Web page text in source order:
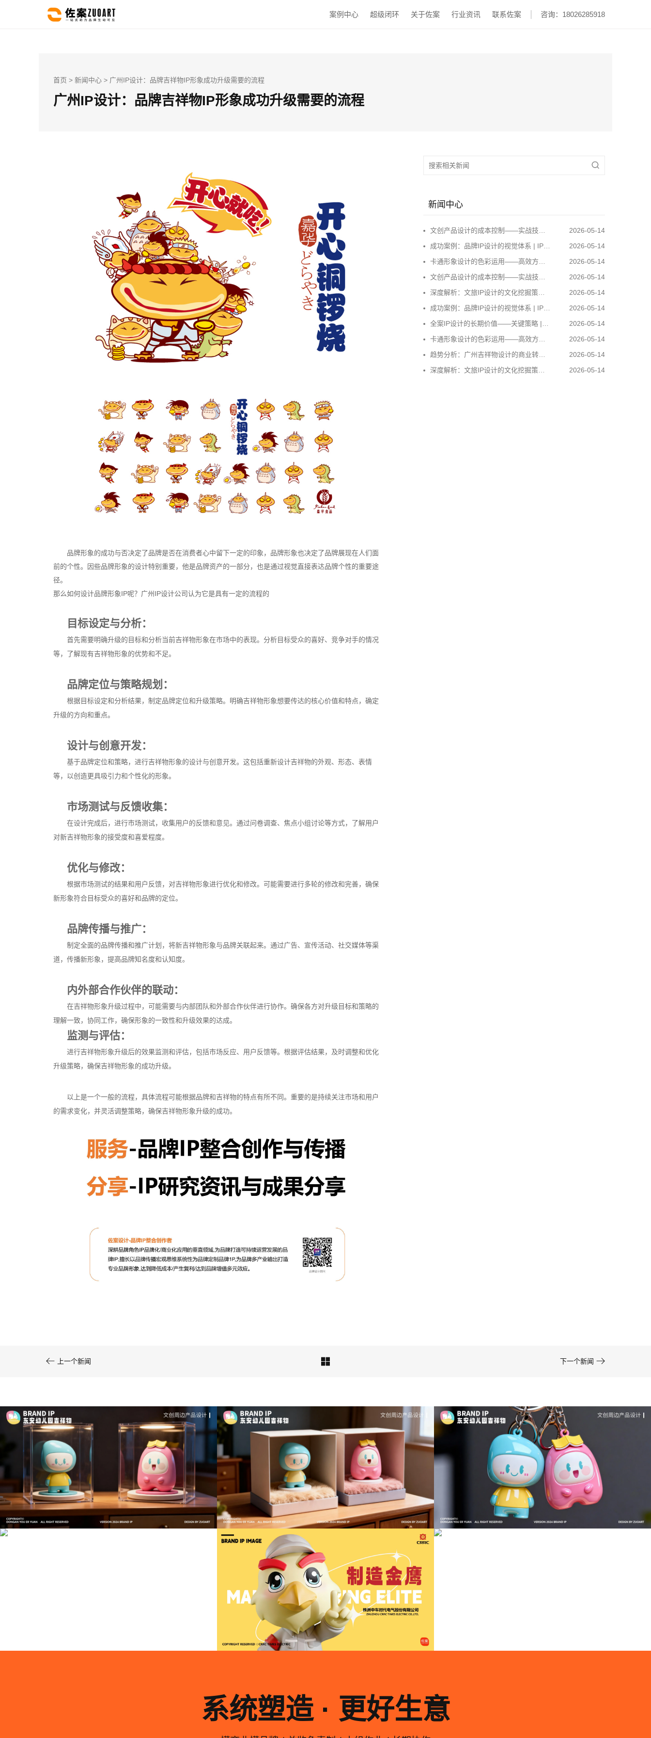
咨询：18026285918
案例中心 超级闭环 关于佐案 行业资讯 联系佐案
首页 > 新闻中心 > 广州IP设计：品牌吉祥物IP形象成功升级需要的流程
广州IP设计：品牌吉祥物IP形象成功升级需要的流程
品牌形象的成功与否决定了品牌是否在消费者心中留下一定的印象，品牌形象也决定了品牌展现在人们面
前的个性。因些品牌形象的设计特别重要，他是品牌资产的一部分，也是通过视觉直接表达品牌个性的重要途
径。
那么如何设计品牌形象IP呢？广州IP设计公司认为它是具有一定的流程的
目标设定与分析：
首先需要明确升级的目标和分析当前吉祥物形象在市场中的表现。分析目标受众的喜好、竞争对手的情况
等，了解现有吉祥物形象的优势和不足。
品牌定位与策略规划：
根据目标设定和分析结果，制定品牌定位和升级策略。明确吉祥物形象想要传达的核心价值和特点，确定
升级的方向和重点。
设计与创意开发：
基于品牌定位和策略，进行吉祥物形象的设计与创意开发。这包括重新设计吉祥物的外观、形态、表情
等，以创造更具吸引力和个性化的形象。
市场测试与反馈收集：
在设计完成后，进行市场测试，收集用户的反馈和意见。通过问卷调查、焦点小组讨论等方式，了解用户
对新吉祥物形象的接受度和喜爱程度。
优化与修改：
根据市场测试的结果和用户反馈，对吉祥物形象进行优化和修改。可能需要进行多轮的修改和完善，确保
新形象符合目标受众的喜好和品牌的定位。
品牌传播与推广：
制定全面的品牌传播和推广计划，将新吉祥物形象与品牌关联起来。通过广告、宣传活动、社交媒体等渠
道，传播新形象，提高品牌知名度和认知度。
内外部合作伙伴的联动：
在吉祥物形象升级过程中，可能需要与内部团队和外部合作伙伴进行协作。确保各方对升级目标和策略的
理解一致，协同工作，确保形象的一致性和升级效果的达成。
监测与评估：
进行吉祥物形象升级后的效果监测和评估，包括市场反应、用户反馈等。根据评估结果，及时调整和优化
升级策略，确保吉祥物形象的成功升级。
以上是一个一般的流程，具体流程可能根据品牌和吉祥物的特点有所不同。重要的是持续关注市场和用户
的需求变化，并灵活调整策略，确保吉祥物形象升级的成功。

新闻中心
2026-05-14
文创产品设计的成本控制——实战技巧 | IP设计公司-佐案设计
2026-05-14
成功案例：品牌IP设计的视觉体系 | IP设计公司-佐案设计
2026-05-14
卡通形象设计的色彩运用——高效方案 | IP设计公司-佐案设计
2026-05-14
文创产品设计的成本控制——实战技巧 | IP设计公司-佐案设计
2026-05-14
深度解析：文旅IP设计的文化挖掘策略 | IP设计公司-佐案设计
2026-05-14
成功案例：品牌IP设计的视觉体系 | IP设计公司-佐案设计
2026-05-14
全案IP设计的长期价值——关键策略 | IP设计公司-佐案设计
2026-05-14
卡通形象设计的色彩运用——高效方案 | IP设计公司-佐案设计
2026-05-14
趋势分析：广州吉祥物设计的商业转化 | IP设计公司-佐案设计
2026-05-14
深度解析：文旅IP设计的文化挖掘策略 | IP设计公司-佐案设计
 上一个新闻  下一个新闻 
文创产品设计的成本控制——实战技巧 | IP设计公
司-佐案设计
成功案例：品牌IP设计的视觉体系 | IP设计公司-佐
案设计
文创产品设计的成本控制——实战技巧 | IP设计公
司-佐案设计
从战略高度审视文旅ip设计，我们发现这……
成功案例：品牌IP设计的视觉体系 | IP设计公司-佐
案设计
系统塑造 · 更好生意